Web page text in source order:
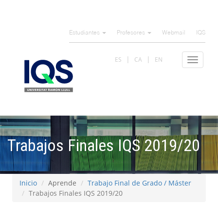
Estudiantes Profesores Webmail IQS
Toggle
ES CA EN
Trabajos Finales IQS 2019/20
Inicio Aprende
Trabajo Final de Grado / Máster
Trabajos Finales IQS 2019/20